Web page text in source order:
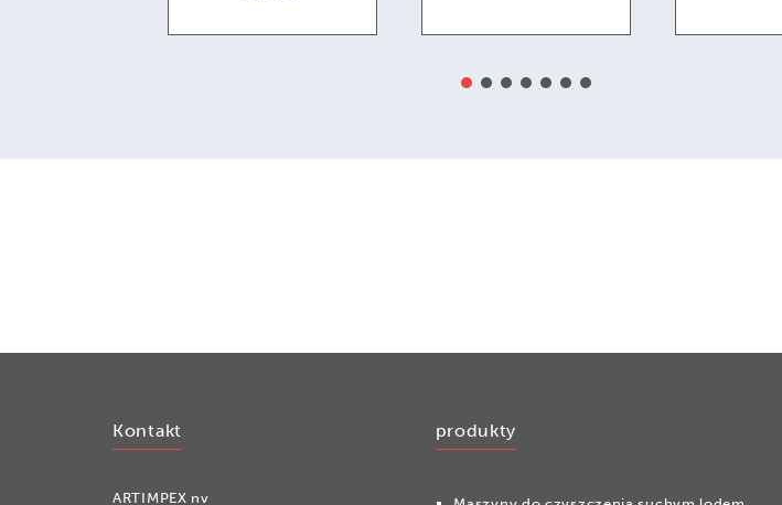
Kontakt
ARTIMPEX nv
produkty